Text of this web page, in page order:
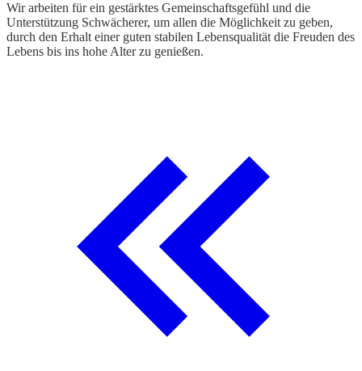
Wir arbeiten für ein gestärktes Gemeinschaftsgefühl und die
Unterstützung Schwächerer, um allen die Möglichkeit zu geben,
durch den Erhalt einer guten stabilen Lebensqualität die Freuden des
Lebens bis ins hohe Alter zu genießen.